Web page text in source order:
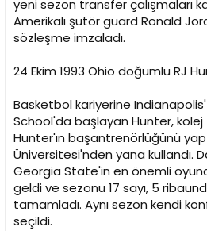
a
n
i
h
i
yeni sezon transfer çalışmaları
Amerikalı şutör guard Ronald
sözleşme imzaladı.
24 Ekim 1993 Ohio doğumlu RJ
Basketbol kariyerine
School'da başlayan Hunter, kolej
Hunter'ın başantrenörlüğünü
Üniversitesi'nden yana kullandı.
Georgia State'in en önemli
geldi ve sezonu 17 sayı, 5
tamamladı. Aynı sezon kendi
seçildi.